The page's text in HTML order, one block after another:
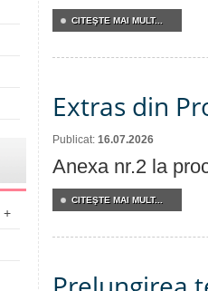
+
CITEŞTE MAI MULT...
Extras din
Publicat: 16.07.2026
Anexa nr.2 la
CITEŞTE MAI MULT...